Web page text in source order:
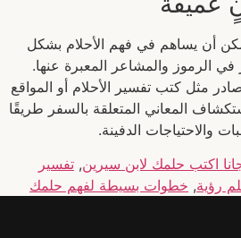
أن يساهم في فهم الأحلام بشكل
الرموز والمشاعر المعبرة عنها.
مثل كتب تفسير الأحلام أو المواقع
المعاني المتعلقة بالسفر طريقًا
والاحتياجات الدفينة.
اكتب حلمك لابن سيرين, تفسير
رؤية, خطوات بسيطة لفهم حلمك